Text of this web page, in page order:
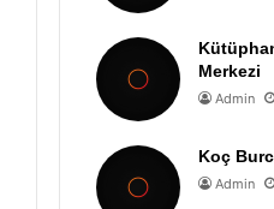
Merkezi
Admin
Koç
Admin